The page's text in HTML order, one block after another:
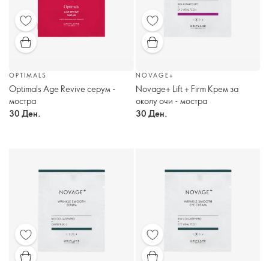
OPTIMALS
Optimals Age Revive серум -
мостра
30 Ден.
NOVAGE+
Novage+ Lift + Firm Крем за
околу очи - мостра
30 Ден.